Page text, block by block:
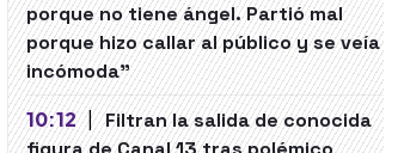
porque no tiene ángel. Partió mal
porque hizo callar al público y se veía
incómoda"
10:12 | Filtran la salida de conocida